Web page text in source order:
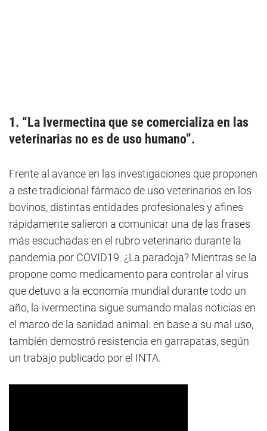
1. “La Ivermectina que se comercializa en las
veterinarias no es de uso humano”.
Frente al avance en las investigaciones que proponen
a este tradicional fármaco de uso veterinarios en los
bovinos, distintas entidades profesionales y afines
rápidamente salieron a comunicar una de las frases
más escuchadas en el rubro veterinario durante la
pandemia por COVID19. ¿La paradoja? Mientras se la
propone como medicamento para controlar al virus
que detuvo a la economía mundial durante todo un
año, la ivermectina sigue sumando malas noticias en
el marco de la sanidad animal: en base a su mal uso,
también demostró resistencia en garrapatas, según
un trabajo publicado por el INTA.